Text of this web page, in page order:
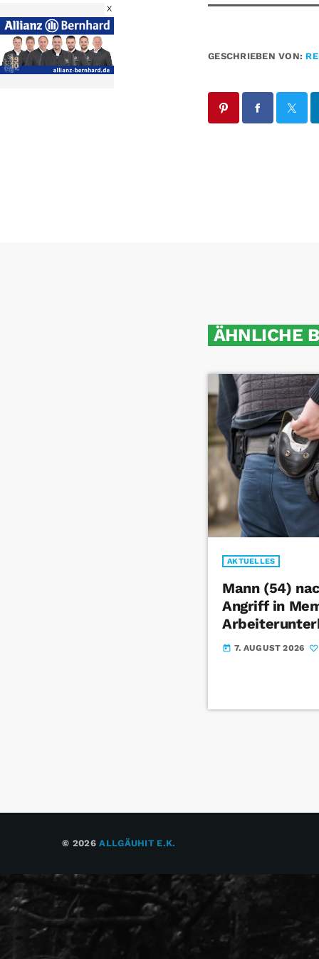
GESCHRIEBEN VON:
ÄHNLICHE
AKTUELLES
Mann (54)
Angriff in
today 7. AUGUST 2026
© 2026ALLGÄUHIT E.K.
X